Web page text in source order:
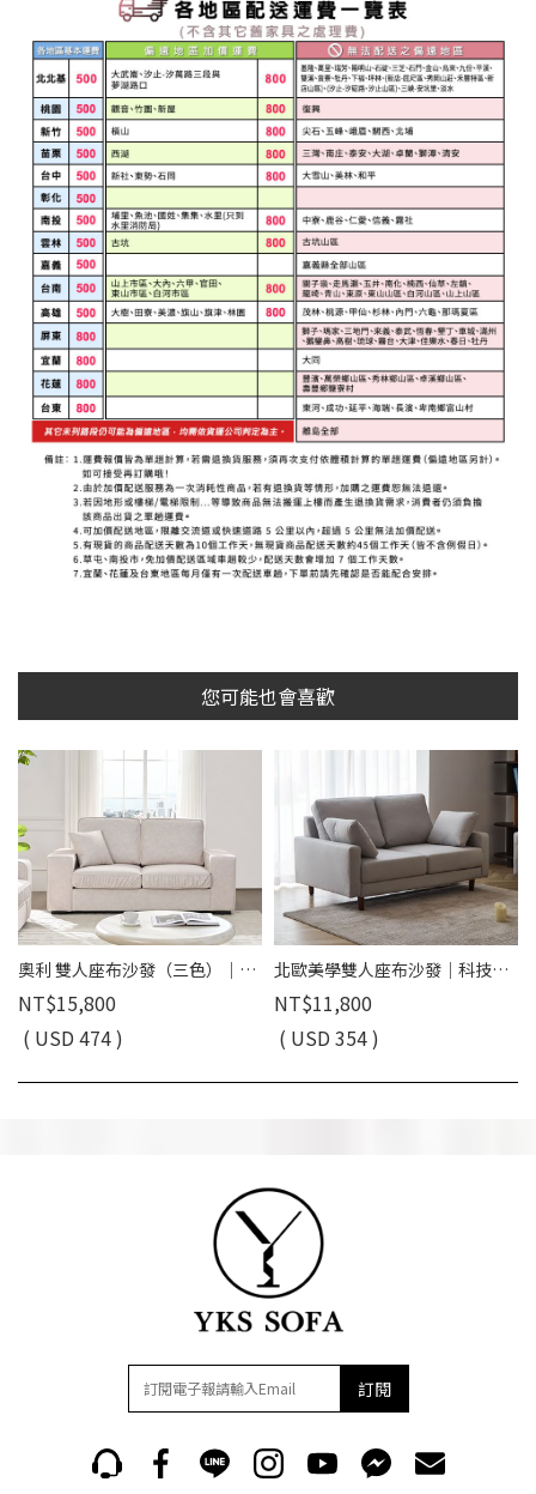
您可能也會喜歡
奧利 雙人座布沙發（三色）｜超細纖維科技布 × 寬大座椅設計 × 百搭極簡首選 – 方願系列
NT$15,800
( USD 474 )
北歐美學雙人座布沙發｜科技布 × 獨立筒彈簧 × 可拆洗布套 – 方願系列
NT$11,800
( USD 354 )
訂閱